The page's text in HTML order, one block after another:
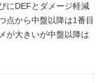
にDEFとダメージ軽減
点から中盤以降は1番目
が大きいが中盤以降は